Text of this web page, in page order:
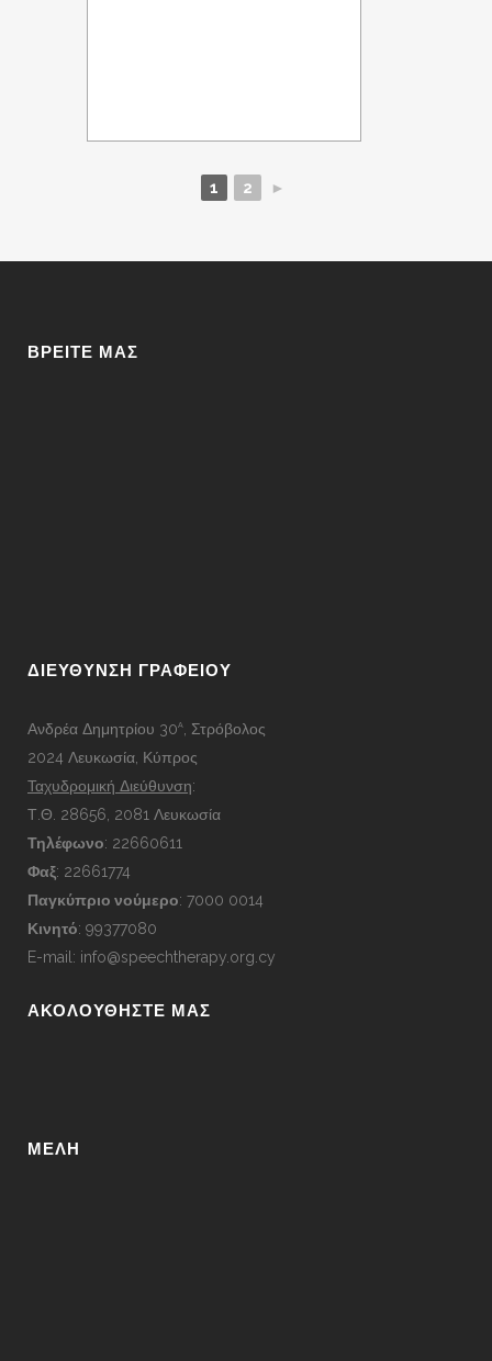
1 2 ►
ΒΡΕΊΤΕ ΜΑΣ
ΔΙΕΎΘΥΝΣΗ ΓΡΑΦΕΊΟΥ
Ανδρέα Δημητρίου 30Α
, Στρόβολος
2024 Λευκωσία, Κύπρος
Ταχυδρομική Διεύθυνση:
Τ.Θ. 28656, 2081 Λευκωσία
Τηλέφωνο: 22660611
Φαξ: 22661774
Παγκύπριο νούμερο: 7000 0014
Κινητό: 99377080
E-mail: info@speechtherapy.org.cy
ΑΚΟΛΟΥΘΉΣΤΕ ΜΑΣ
ΜΈΛΗ